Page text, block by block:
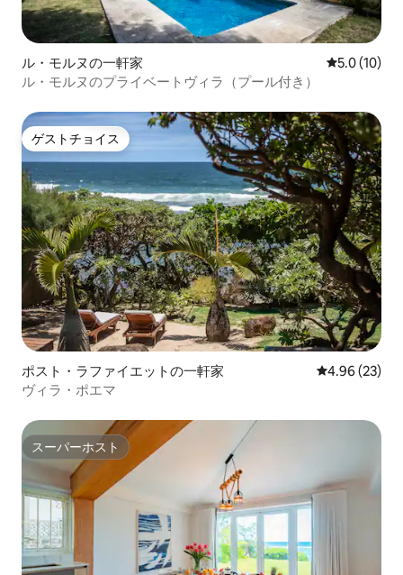
ル・モルヌの一軒家 レビュー10
5.0 (10)
ル・モルヌのプライベートヴィラ（プール付き）
ゲストチョイス
ゲストチョイス
ポスト・ラファイエットの一軒家 レビュー23
4.96 (23)
ヴィラ・ポエマ
スーパーホスト
スーパーホスト